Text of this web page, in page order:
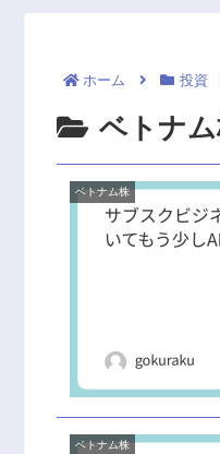
ホーム 投資
ベトナ
ベトナム株
ベトナム株